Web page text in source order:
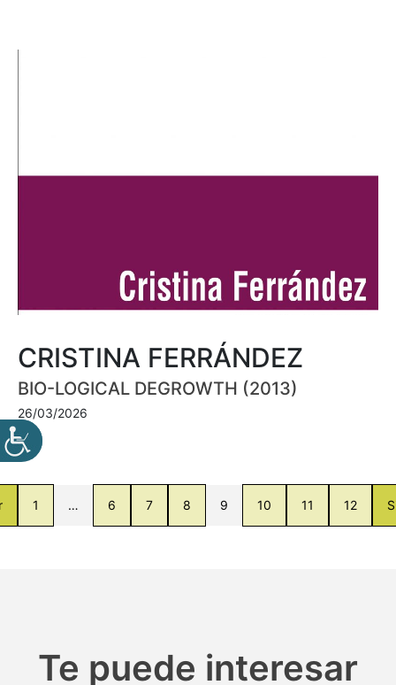
CRISTINA FERRÁNDEZ
BIO-LOGICAL DEGROWTH (2013)
26/03/2026
1 … 6 7 8 9 10 11 12
Te puede interesar